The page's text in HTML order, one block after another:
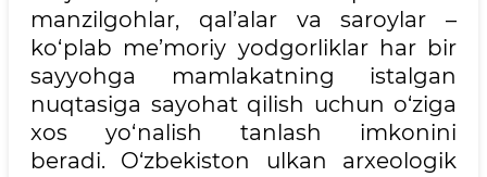
manzilgohlar, qal’alar va saroylar –
ko‘plab me’moriy yodgorliklar har bir
sayyohga mamlakatning istalgan
nuqtasiga sayohat qilish uchun o‘ziga
xos yo‘nalish tanlash imkonini
beradi. O‘zbekiston ulkan arxeologik